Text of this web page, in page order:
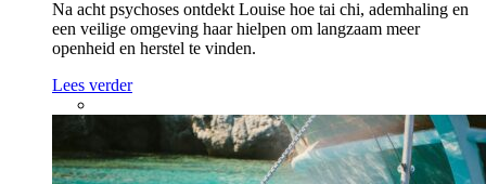
Na acht psychoses ontdekt Louise hoe tai chi, ademhaling en
een veilige omgeving haar hielpen om langzaam meer
openheid en herstel te vinden.
Lees verder